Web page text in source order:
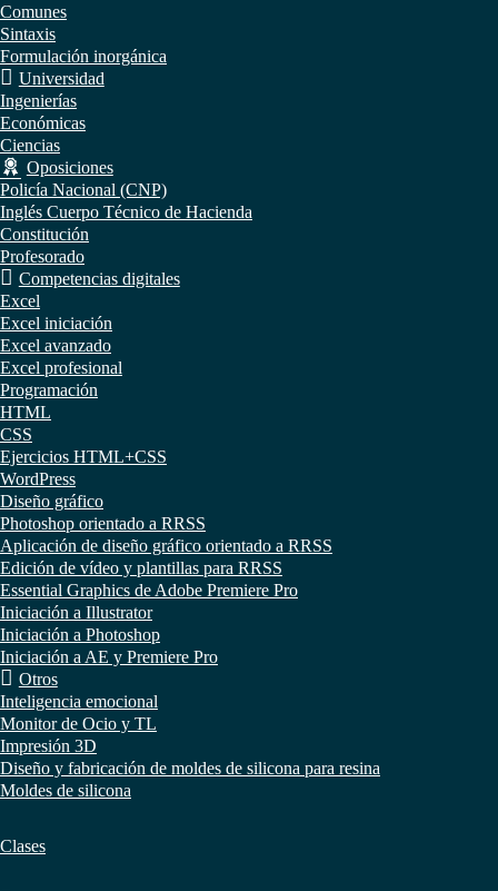
Comunes
Sintaxis
Formulación inorgánica
Universidad
Ingenierías
Económicas
Ciencias
Oposiciones
Policía Nacional (CNP)
Inglés Cuerpo Técnico de Hacienda
Constitución
Profesorado
Competencias digitales
Excel
Excel iniciación
Excel avanzado
Excel profesional
Programación
HTML
CSS
Ejercicios HTML+CSS
WordPress
Diseño gráfico
Photoshop orientado a RRSS
Aplicación de diseño gráfico orientado a RRSS
Edición de vídeo y plantillas para RRSS
Essential Graphics de Adobe Premiere Pro
Iniciación a Illustrator
Iniciación a Photoshop
Iniciación a AE y Premiere Pro
Otros
Inteligencia emocional
Monitor de Ocio y TL
Impresión 3D
Diseño y fabricación de moldes de silicona para resina
Moldes de silicona
Clases